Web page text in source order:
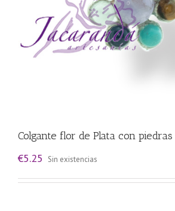
Colgante flor de Plata con piedras
€5.25 Sin existencias